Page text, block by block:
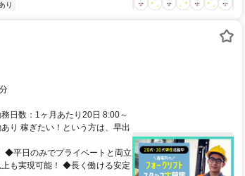
り
日数：1ヶ月あたり20日 8:00～
り 稼ぎたい！という方は、早出
◆平日のみでプライベートと両立
も実現可能！ ◆長く働ける安定